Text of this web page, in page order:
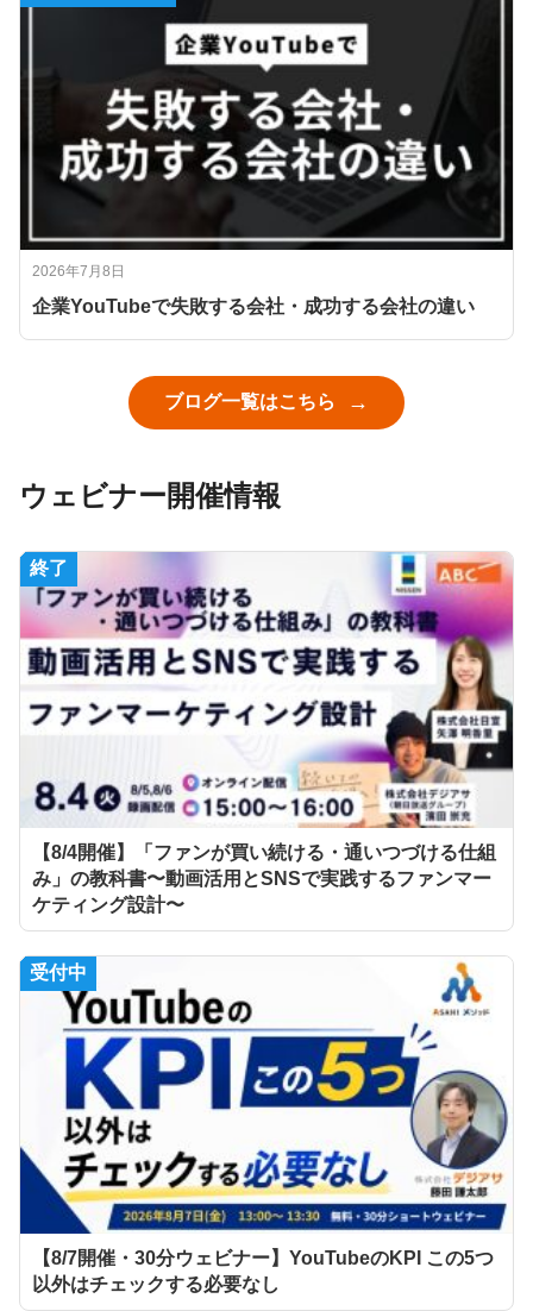
2026年7月8日
企業YouTubeで失敗する会社・成功する会社の違い
ブログ一覧はこちら
ウェビナー開催情報
終了
【8/4開催】「ファンが買い続ける・通いつづける仕組
み」の教科書〜動画活用とSNSで実践するファンマー
ケティング設計〜
受付中
【8/7開催・30分ウェビナー】YouTubeのKPI この5つ
以外はチェックする必要なし